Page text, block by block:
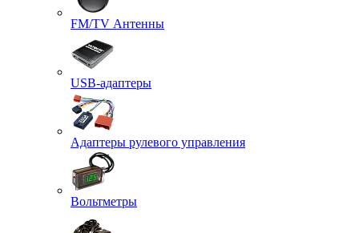
FM/TV Антенны
USB-адаптеры
Адаптеры рулевого управления
Вольтметры